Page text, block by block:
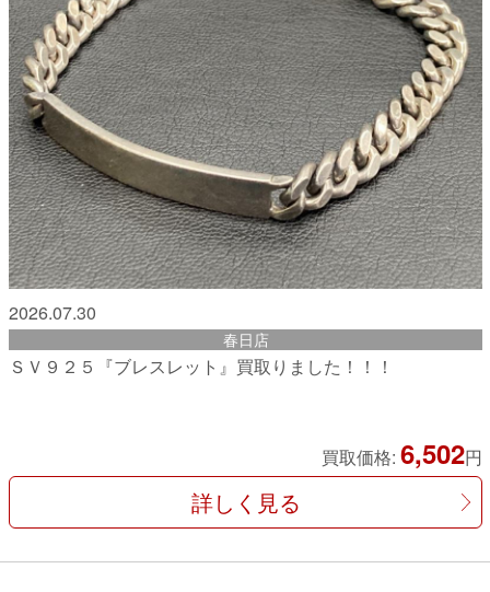
2026.07.30
春日店
ＳＶ９２５『ブレスレット』買取りました！！！
買取価格: 6,502円
詳しく見る